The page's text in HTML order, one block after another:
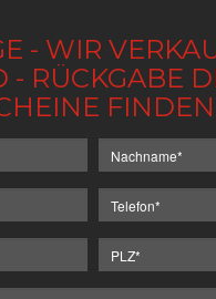
- WIR
RÜCKGABE